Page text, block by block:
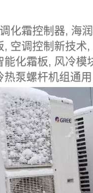
化霜控制器, 海
, 空调控制新技术,
能化霜板, 风冷模
热泵螺杆机组通